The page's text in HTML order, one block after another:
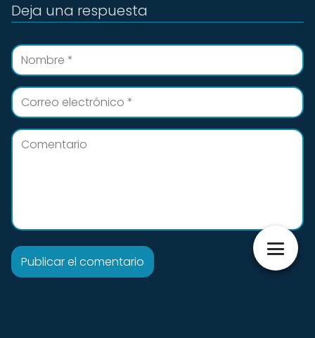
Deja una respuesta